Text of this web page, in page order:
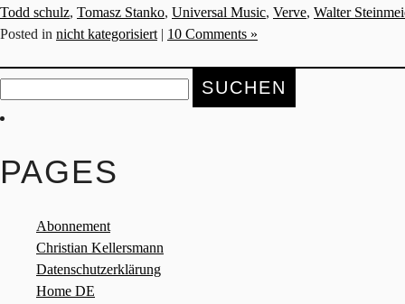
Todd schulz, Tomasz Stanko, Universal Music, Verve, Walter
Posted in nicht kategorisiert| 10 Comments »
Suche
nach:
PAGES
Abonnement
Christian Kellersmann
Datenschutzerklärung
Home DE